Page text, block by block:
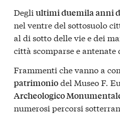
Degli ultimi duemila anni
nel ventre del sottosuolo
al di sotto delle vie e dei
città scomparse e antenate
Frammenti che vanno a
patrimoniodel Museo F.
Archeologico
numerosi percorsi